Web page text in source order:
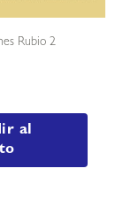
Rubio 2
al